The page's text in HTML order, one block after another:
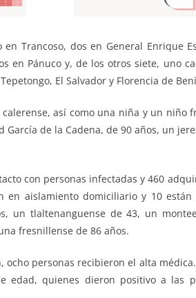
Trancoso, dos en General Enrique
en Pánuco y, de los otros siete, uno
El Salvador y Florencia de
así como una niña y un niño
de la Cadena, de 90 años, un
con personas infectadas y 460
en aislamiento domiciliario y 10 están
un tlaltenanguense de 43, un
fresnillense de 86 años.
ocho personas recibieron el alta
edad, quienes dieron positivo a las